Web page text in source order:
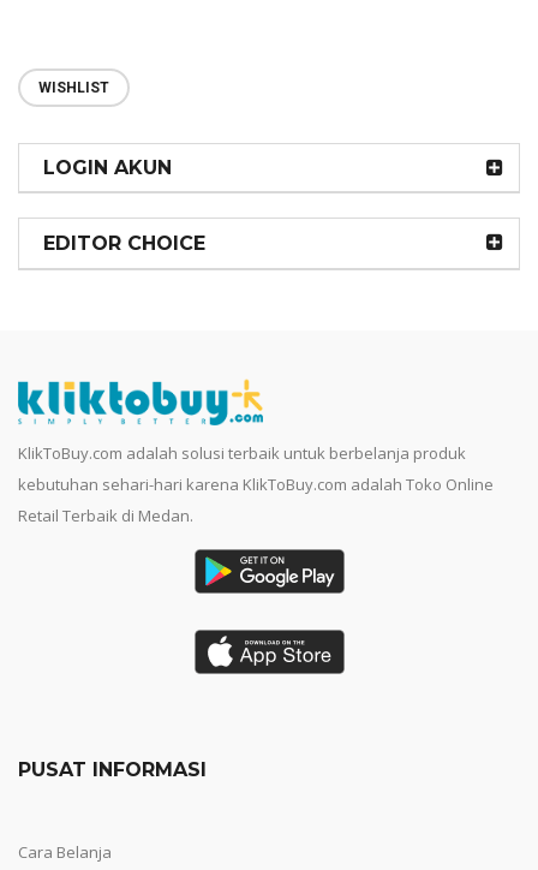
WISHLIST
LOGIN AKUN
EDITOR CHOICE
KlikToBuy.com adalah solusi terbaik untuk berbelanja produk
kebutuhan sehari-hari karena KlikToBuy.com adalah Toko Online
Retail Terbaik di Medan.
PUSAT INFORMASI
Cara Belanja